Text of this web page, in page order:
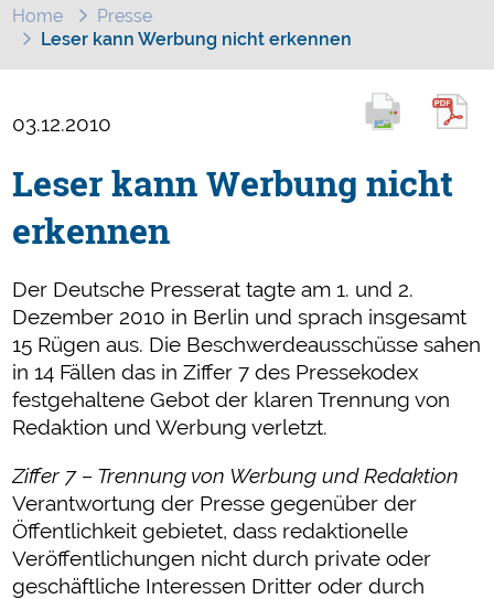
Home
Presse
Leser kann Werbung nicht erkennen
03.12.2010
Leser kann Werbung nicht
erkennen
Der Deutsche Presserat tagte am 1. und 2.
Dezember 2010 in Berlin und sprach insgesamt
15 Rügen aus. Die Beschwerdeausschüsse sahen
in 14 Fällen das in Ziffer 7 des Pressekodex
festgehaltene Gebot der klaren Trennung von
Redaktion und Werbung verletzt.
Ziffer 7 – Trennung von Werbung und Redaktion
Verantwortung der Presse gegenüber der
Öffentlichkeit gebietet, dass redaktionelle
Veröffentlichungen nicht durch private oder
geschäftliche Interessen Dritter oder durch